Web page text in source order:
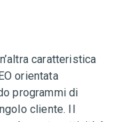
caratteristica
orientata
programmi di
cliente. Il